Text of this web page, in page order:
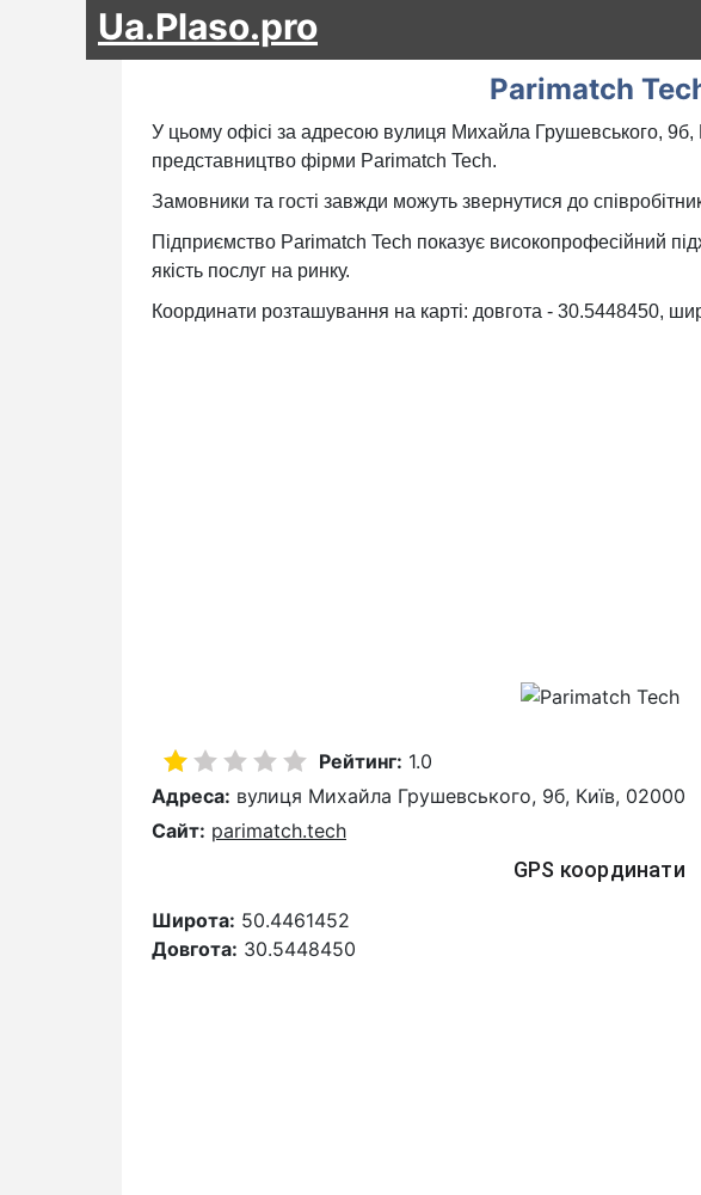
Ua.Plaso.pro
Parimatch
У цьому офісі за адресою вулиця Михайла Грушевського,
представництво фірми Parimatch Tech.
Замовники та гості завжди можуть звернутися до
Підприємство Parimatch Tech показує високопрофесійний
якість послуг на ринку.
Координати розташування на карті: довгота - 30.5448450,
Рейтинг: 1.0
Адреса: вулиця Михайла Грушевського, 9б, Київ, 02000
Сайт: parimatch.tech
GPS координати
Широта: 50.4461452
Довгота: 30.5448450